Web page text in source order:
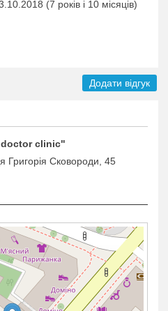
(7 років i 10 місяців)
Додати відгук
doctor clinic"
Григорія Сковороди, 45